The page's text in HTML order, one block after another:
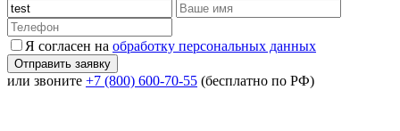
Я согласен на обработку персональных данных
или звоните +7 (800) 600-70-55 (бесплатно по РФ)